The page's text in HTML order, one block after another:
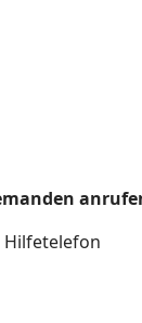
Hilfetelefon